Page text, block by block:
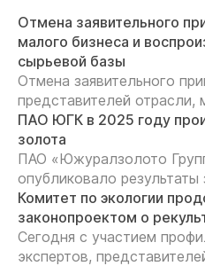
Отмена заявительного
малого бизнеса и
сырьевой базы
Отмена заявительного
представителей отрасли,
ПАО ЮГК в 2025 году
золота
ПАО «Южуралзолото
опубликовало результаты
Комитет по экологии
законопроектом о
Сегодня с участием
экспертов,